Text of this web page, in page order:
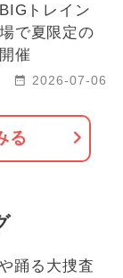
トレイン
で夏限定の
催
2026-07-06
る
踊る大捜査